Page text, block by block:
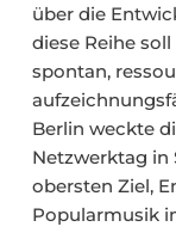
über die
diese Reihe
spontan,
Berlin weckte
Netzwerktag in
obersten Ziel,
Popularmusik